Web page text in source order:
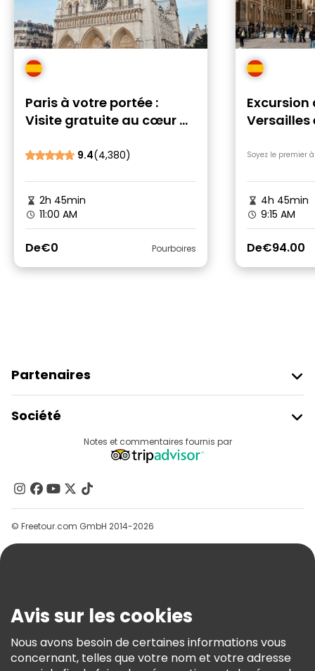
Paris à votre portée :
Visite gratuite au cœur de
9.4(4,380)
2h 45min
11:00 AM
De€0 Pourboires
Versailles
Soyez le premier
4h 45min
9:15 AM
De€94.00
Partenaires
Connexion Du Fournisseur
Programme D’affiliation
Société
Contactez-Nous
Groupes
Aide
Conditions Générales Et Mentions Légales
Politique En Matière De Cookies
Freetour Prix
Notes et commentaires fournis par
© Freetour.com GmbH 2014-2026
Avis sur les cookies
Nous avons besoin de certaines informations vous
concernant, telles que votre nom et votre adresse